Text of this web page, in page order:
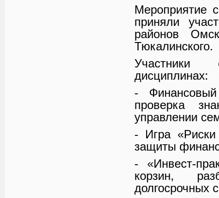
Мероприятие
приняли
районов
Тюкалинского.
Участники
дисциплинах:
-
проверка
управлении
- Игра
защиты
- «Инвест-
корзин,
долгосрочных